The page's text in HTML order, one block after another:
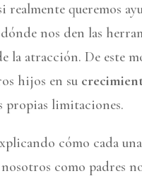
queremos
nos den las
la atracción. De este
hijos en su
propias limitaciones.
cómo cada
como padres